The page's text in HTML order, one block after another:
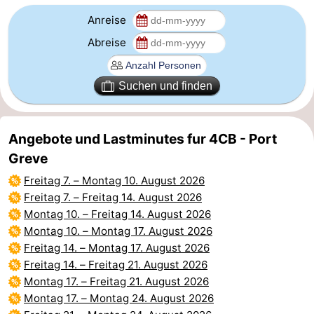
trinken
Praktisch
Route
-
Parken
Reisebuchshop
Medizin
Adressen
Region
Südholland
-
Leiden
Bollenstreek
Anreise
Abreise
Suchen und finden
Angebote und Lastminutes fur 4CB - Port
Greve
Freitag 7. – Montag 10. August 2026
Freitag 7. – Freitag 14. August 2026
Montag 10. – Freitag 14. August 2026
Montag 10. – Montag 17. August 2026
Freitag 14. – Montag 17. August 2026
Freitag 14. – Freitag 21. August 2026
Montag 17. – Freitag 21. August 2026
Montag 17. – Montag 24. August 2026